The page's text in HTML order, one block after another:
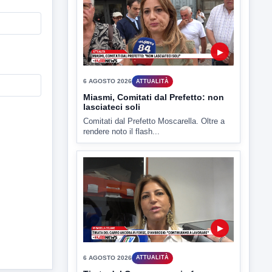
▶
6 AGOSTO 2026 ATTUALITÀ
Miasmi, Comitati dal Prefetto: non
lasciateci soli
Comitati dal Prefetto Moscarella. Oltre a
rendere noto il flash...
▶
6 AGOSTO 2026 ATTUALITÀ